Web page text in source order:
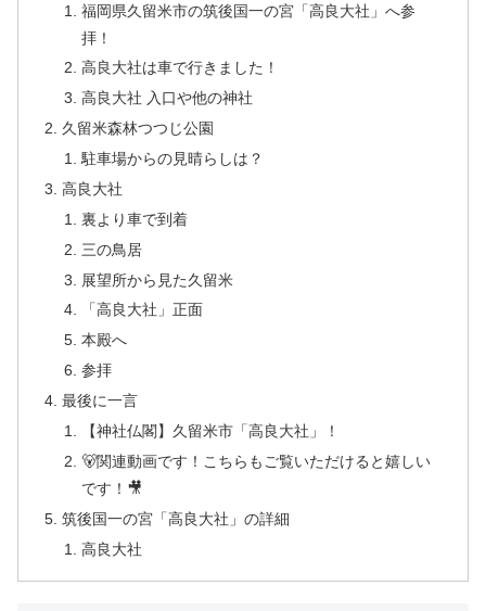
福岡県久留米市の筑後国一の宮「高良大社」へ参
拝！
高良大社は車で行きました！
高良大社 入口や他の神社
久留米森林つつじ公園
駐車場からの見晴らしは？
高良大社
裏より車で到着
三の鳥居
展望所から見た久留米
「高良大社」正面
本殿へ
参拝
最後に一言
【神社仏閣】久留米市「高良大社」！
🐻関連動画です！こちらもご覧いただけると嬉しい
です！🎥
筑後国一の宮「高良大社」の詳細
高良大社